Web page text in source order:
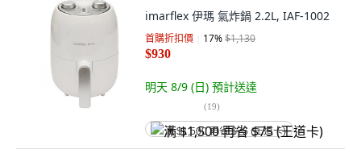
imarflex 伊瑪 氣炸鍋 2.2L, IAF-1002
首購折扣價 17%$1,130
$930
明天 8/9 (日) 預計送達
(19)
满 $1,500 再省 $75 (王道卡)